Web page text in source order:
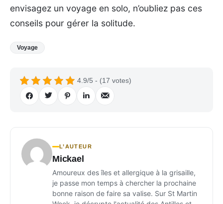
envisagez un voyage en solo, n’oubliez pas ces
conseils pour gérer la solitude.
Voyage
4.9/5 - (17 votes)
L’AUTEUR
Mickael
Amoureux des îles et allergique à la grisaille,
je passe mon temps à chercher la prochaine
bonne raison de faire sa valise. Sur St Martin